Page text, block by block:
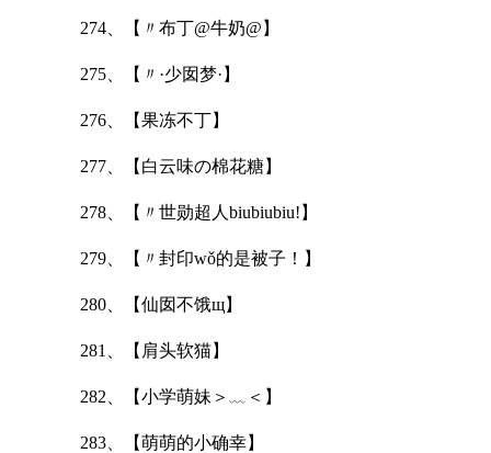
274、【〃布丁@牛奶@】
275、【〃·少囡梦·】
276、【果冻不丁】
277、【白云味の棉花糖】
278、【〃世勋超人biubiubiu!】
279、【〃封印wǒ的是被子！】
280、【仙囡不饿щ】
281、【肩头软猫】
282、【小学萌妹＞﹏＜】
283、【萌萌的小确幸】